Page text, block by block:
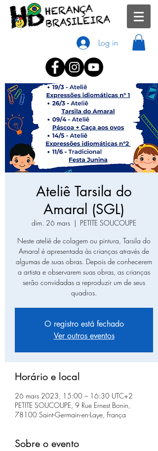
Log in
Ateliê Tarsila do
Amaral (SGL)
dim. 26 mars
  |
PETITE SOUCOUPE
Neste ateliê de colagem ou pintura, Tarsila do
Amaral é apresentada às crianças através de
algumas de suas obras. Depois de conhecerem
a artista e observarem suas obras, as crianças
serão convidadas a reproduzir um de seus
quadros.
O registro está fechado
Ver outros eventos
Horário e local
26 mars 2023, 15:00 – 16:30 UTC+2
PETITE SOUCOUPE, 9 Rue Ernest Bonin,
78100 Saint-Germain-en-Laye, França
Sobre o evento